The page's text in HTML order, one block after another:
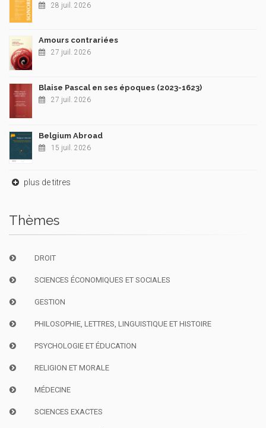
28 juil. 2026
Amours contrariées
27 juil. 2026
Blaise Pascal en ses époques (2023-1623)
27 juil. 2026
Belgium Abroad
15 juil. 2026
plus de titres
Thèmes
DROIT
SCIENCES ÉCONOMIQUES ET SOCIALES
GESTION
PHILOSOPHIE, LETTRES, LINGUISTIQUE ET HISTOIRE
PSYCHOLOGIE ET ÉDUCATION
RELIGION ET MORALE
MÉDECINE
SCIENCES EXACTES